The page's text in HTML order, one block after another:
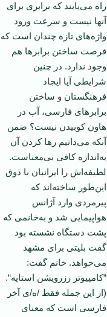
راه می‌یابند كه برابری برای
آنها نیست و سرعت ورود
واژه‌های تازه چندان است كه
فرصت ساختن برابرها هم
وجود ندارد. در چنین
شرایطی آیا ایجاد
فرهنگستان و ساختن
برابرهای فارسی، آب در
هاون كوبیدن نیست؟ ضمن
آنكه می‌دانیم رها كردن آن
به‌اندازه كافی بی‌معناست.
لطیفه‌اش را ایرانیان با ذوق
این‌طور ساخته‌اند كه
پیرمردی وارد آژانس
هواپیمایی شد و به‌خانمی كه
پشت دستگاه نشسته بود
گفت بلیتی برای مشهد
می‌خواهد. خانم گفت:
“كامپیوتر رزرویشن استاپه“.
(از این جمله فقط /ه/ی آخر
فارسی است كه معنای